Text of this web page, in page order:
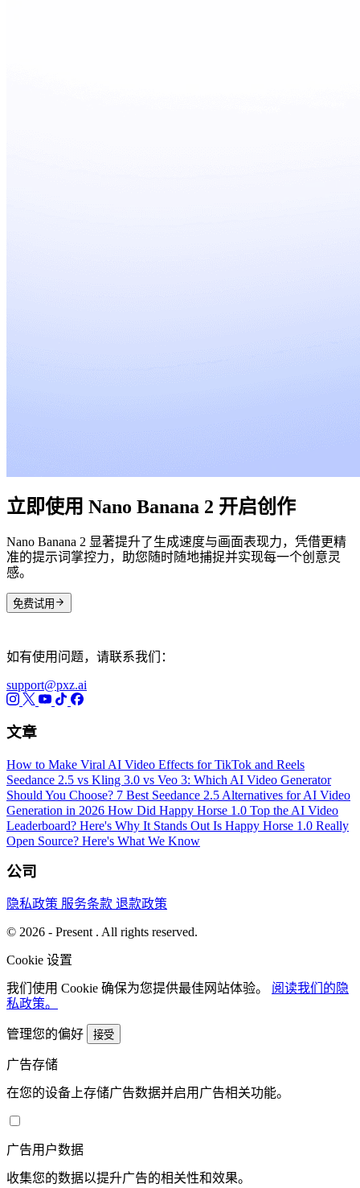
立即使用 Nano Banana 2 开启创作
Nano Banana 2 显著提升了生成速度与画面表现力，凭借更精
准的提示词掌控力，助您随时随地捕捉并实现每一个创意灵
感。
免费试用
如有使用问题，请联系我们：
support@pxz.ai
文章
How to Make Viral AI Video Effects for TikTok and Reels
Seedance 2.5 vs Kling 3.0 vs Veo 3: Which AI Video Generator
Should You Choose? 7 Best Seedance 2.5 Alternatives for AI Video
Generation in 2026 How Did Happy Horse 1.0 Top the AI Video
Leaderboard? Here's Why It Stands Out Is Happy Horse 1.0 Really
Open Source? Here's What We Know
公司
隐私政策 服务条款 退款政策
© 2026 - Present . All rights reserved.
Cookie 设置
我们使用 Cookie 确保为您提供最佳网站体验。 阅读我们的隐
私政策。
管理您的偏好 接受
广告存储
在您的设备上存储广告数据并启用广告相关功能。
广告用户数据
收集您的数据以提升广告的相关性和效果。